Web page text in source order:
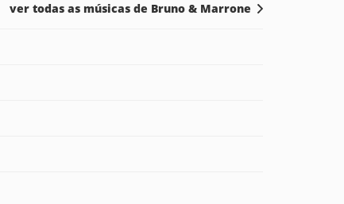
ver todas as músicas de Bruno & Marrone